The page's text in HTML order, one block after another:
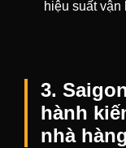
hiệu suất vận
3.
hành
nhà